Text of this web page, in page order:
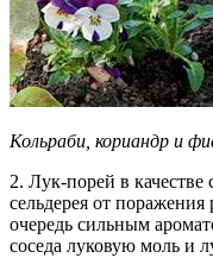
Кольраби, кориандр и
2. Лук-порей в качестве
сельдерея от
очередь сильным
соседа луковую моль и